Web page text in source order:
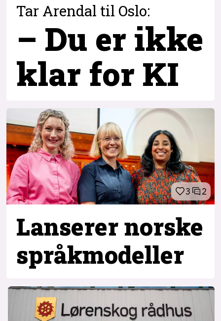
Tar Arendal til Oslo:
– Du er ikke
klar for KI
3 2
Lanserer norske
språkmodeller